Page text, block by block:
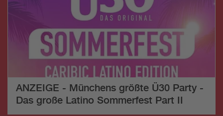
ANZEIGE - Münchens größte Ü30 Party -
Das große Latino Sommerfest Part II